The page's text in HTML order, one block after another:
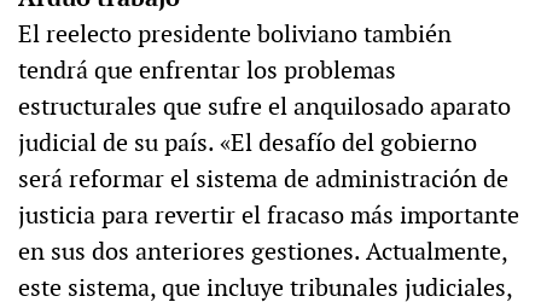
El reelecto presidente boliviano también
tendrá que enfrentar los problemas
estructurales que sufre el anquilosado aparato
judicial de su país. «El desafío del gobierno
será reformar el sistema de administración de
justicia para revertir el fracaso más importante
en sus dos anteriores gestiones. Actualmente,
este sistema, que incluye tribunales judiciales,